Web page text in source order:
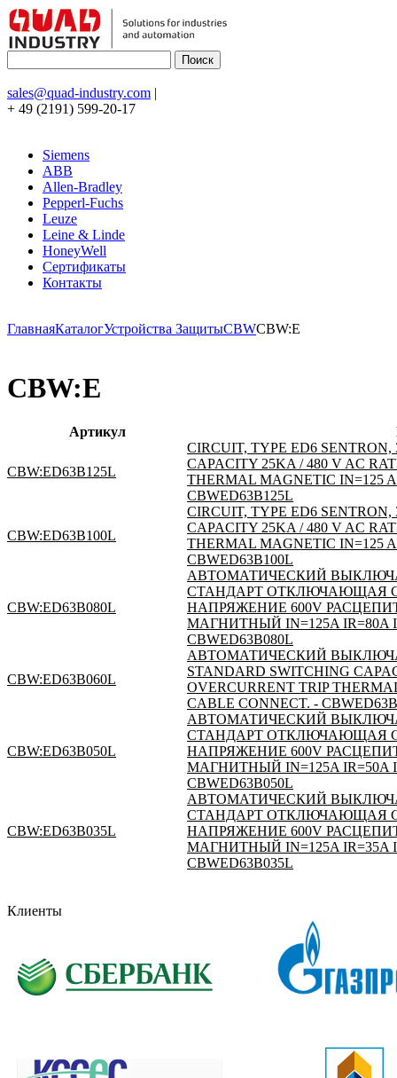
sales@quad-industry.com |
+ 49 (2191) 599-20-17
Siemens
ABB
Allen-Bradley
Pepperl-Fuchs
Leuze
Leine & Linde
HoneyWell
Сертификаты
Контакты
ГлавнаяКаталогУстройства ЗащитыCBWCBW:E
CBW:E
Артикул
CBW:ED63B125L
CIRCUIT, TYPE ED6
CAPACITY 25KA / 480 V AC
THERMAL MAGNETIC IN=125
CBWED63B125L
CBW:ED63B100L
CIRCUIT, TYPE ED6
CAPACITY 25KA / 480 V AC
THERMAL MAGNETIC IN=125
CBWED63B100L
CBW:ED63B080L
АВТОМАТИЧЕСКИЙ
СТАНДАРТ ОТКЛЮЧАЮЩАЯ
НАПРЯЖЕНИЕ 600V
МАГНИТНЫЙ IN=125A
CBWED63B080L
CBW:ED63B060L
АВТОМАТИЧЕСКИЙ
STANDARD SWITCHING
OVERCURRENT TRIP
CABLE CONNECT. -
CBW:ED63B050L
АВТОМАТИЧЕСКИЙ
СТАНДАРТ ОТКЛЮЧАЮЩАЯ
НАПРЯЖЕНИЕ 600V
МАГНИТНЫЙ IN=125A
CBWED63B050L
CBW:ED63B035L
АВТОМАТИЧЕСКИЙ
СТАНДАРТ ОТКЛЮЧАЮЩАЯ
НАПРЯЖЕНИЕ 600V
МАГНИТНЫЙ IN=125A
CBWED63B035L
Клиенты